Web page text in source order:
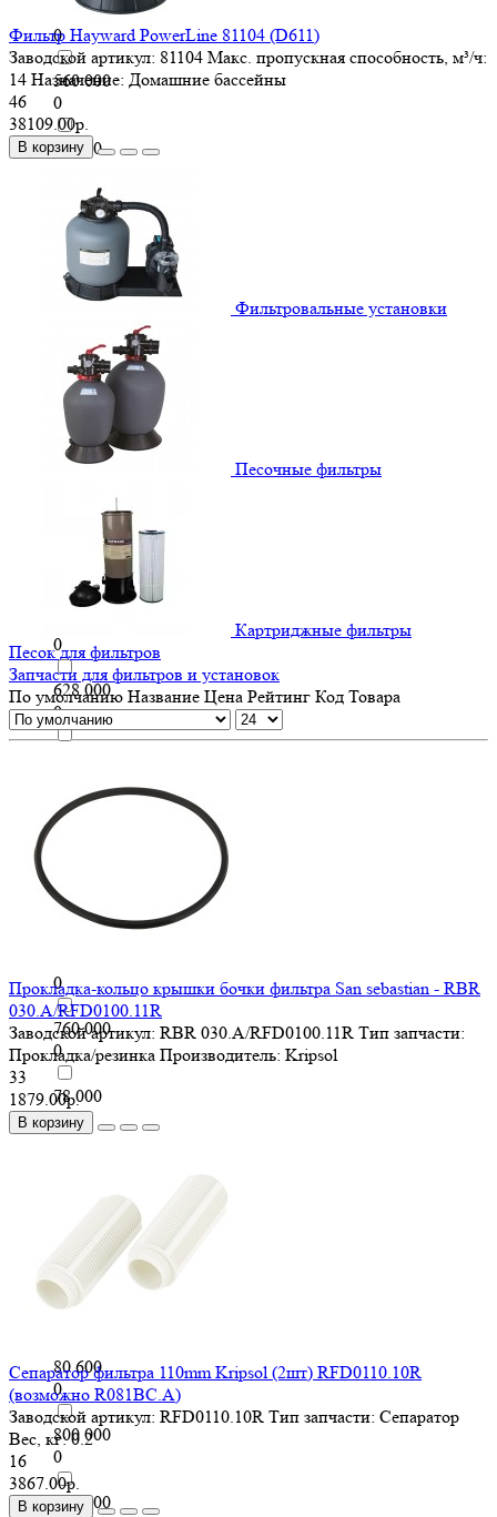
56 000
0
560 000
0
58 400
60 000
60 500
608 000
61 000
0
628 000
0
68 000
70 000
0
760 000
0
78 000
0
80 000
80 600
0
800 000
0
868 000
Фильтр Hayward PowerLine 81104 (D611)
Заводской артикул: 81104 Макс. пропускная способность, м³/ч:
14 Назначение: Домашние бассейны
46
38109.00р.
В корзину
Фильтровальные установки
Песочные фильтры
Картриджные фильтры
Песок для фильтров
Запчасти для фильтров и установок
По умолчанию Название Цена Рейтинг Код Товара
Прокладка-кольцо крышки бочки фильтра San sebastian - RBR
030.A/RFD0100.11R
Заводской артикул: RBR 030.A/RFD0100.11R Тип запчасти:
Прокладка/резинка Производитель: Kripsol
33
1879.00р.
В корзину
Сепаратор фильтра 110mm Kripsol (2шт) RFD0110.10R
(возможно R081BC.A)
Заводской артикул: RFD0110.10R Тип запчасти: Сепаратор
Вес, кг:0.2
16
3867.00р.
В корзину